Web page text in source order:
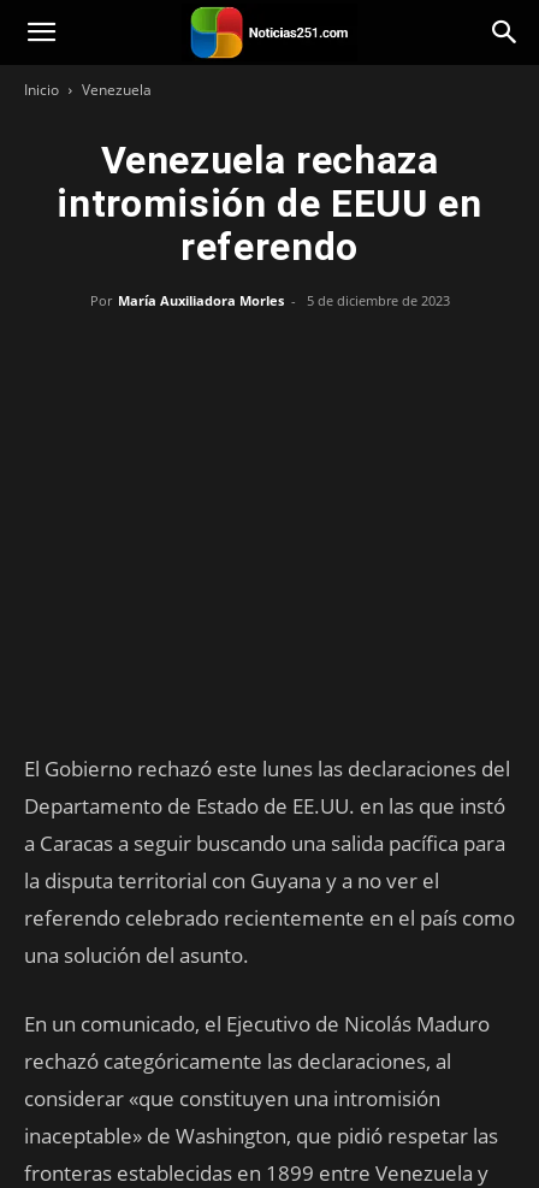
Noticias251
Inicio Venezuela
Venezuela rechaza
intromisión de EEUU en
referendo
Por María Auxiliadora Morles - 5 de diciembre de 2023
El Gobierno rechazó este lunes las declaraciones del
Departamento de Estado de EE.UU. en las que instó
a Caracas a seguir buscando una salida pacífica para
la disputa territorial con Guyana y a no ver el
referendo celebrado recientemente en el país como
una solución del asunto.
En un comunicado, el Ejecutivo de Nicolás Maduro
rechazó categóricamente las declaraciones, al
considerar «que constituyen una intromisión
inaceptable» de Washington, que pidió respetar las
fronteras establecidas en 1899 entre Venezuela y